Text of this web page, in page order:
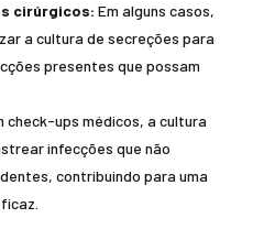
cirúrgicos: Em alguns casos,
a cultura de secreções para
presentes que possam
check-ups médicos, a cultura
infecções que não
contribuindo para uma